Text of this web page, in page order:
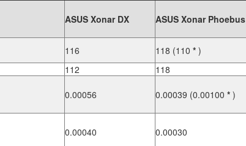
ASUS Xonar DX ASUS Xonar Phoebus
116 118 (110 * )
112
118
0.00056 0.00039 (0.00100 * )
0.00040 0.00030